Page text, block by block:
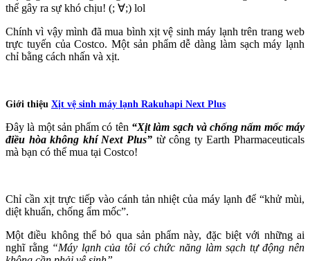
thể gây ra sự khó chịu! (; ∀;) lol
Chính vì vậy mình đã mua bình xịt vệ sinh máy lạnh trên trang web
trực tuyến của Costco. Một sản phẩm dễ dàng làm sạch máy lạnh
chỉ bằng cách nhấn và xịt.
Giới thiệu Xịt vệ sinh máy lạnh Rakuhapi Next Plus
Đây là một sản phẩm có tên “Xịt làm sạch và chống nấm mốc máy
điều hòa không khí Next Plus” từ công ty Earth Pharmaceuticals
mà bạn có thể mua tại Costco!
Chỉ cần xịt trực tiếp vào cánh tản nhiệt của máy lạnh để “khử mùi,
diệt khuẩn, chống ẩm mốc”.
Một điều không thể bỏ qua sản phẩm này, đặc biệt với những ai
nghĩ rằng “Máy lạnh của tôi có chức năng làm sạch tự động nên